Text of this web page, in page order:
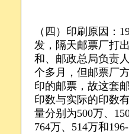
（四）印刷原因：
发，隔天邮票厂打
和、邮政总局负责
个多月，但邮票厂
印的邮票，故这套
印数与实际的印数
量分别为500万、
764万、514万和